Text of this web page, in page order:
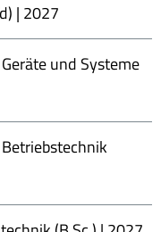
| 2027
und Systeme